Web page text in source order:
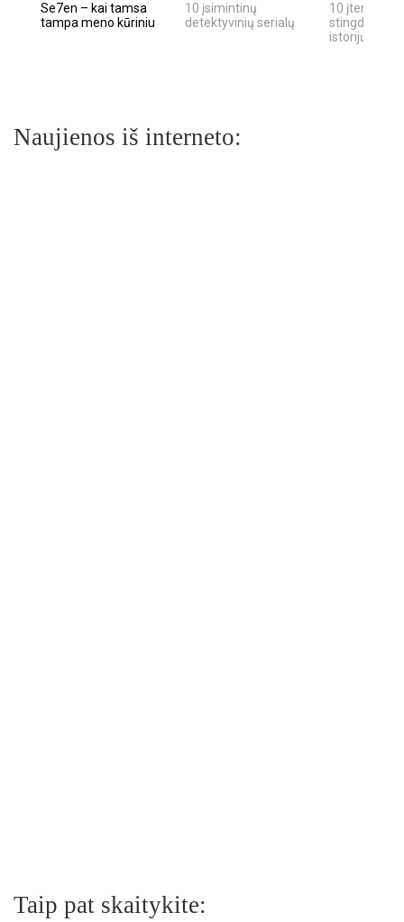
Se7en – kai tamsa
tampa meno kūriniu
10 įsimintinų
detektyvinių serialų
10 įtemptų,
stingdančių
istorijų
Naujienos iš interneto:
Taip pat skaitykite: